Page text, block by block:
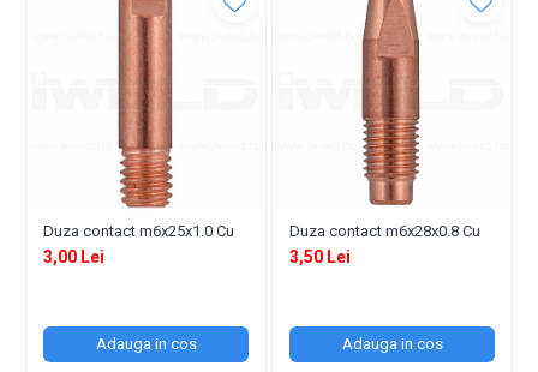
Grosime sarmei utilizabile este de 0.6 / 0.8 / 1.0 mm
Usor de intretinut, robust si fiabil.
2 ani de GARANTIE oferite de producator, indiferent de
tipul clientului.
Protectie termica.
Protectie suprasarcina.
Potrivit pentru sarma cu un diametru de maxim 200
mm ( 5kg ).
Domenii de utilizare: lucrari de confectii metalice usoare,
spatii inchise, cat si in exterior.
Interfata LCD DA
Duza contact m6x25x1.0 Cu
3,00 Lei
Adauga in cos
Duza contact m6x28x0.8 Cu
3,50 Lei
Adauga in cos